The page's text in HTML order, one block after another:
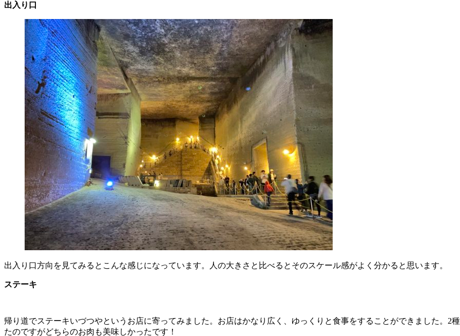
出入り口
出入り口方向を見てみるとこんな感じになっています。人の大きさと比べるとそのスケール感がよく分かると思います。
ステーキ
帰り道でステーキいづつやというお店に寄ってみました。お店はかなり広く、ゆっくりと食事をすることができました。2
たのですがどちらのお肉も美味しかったです！